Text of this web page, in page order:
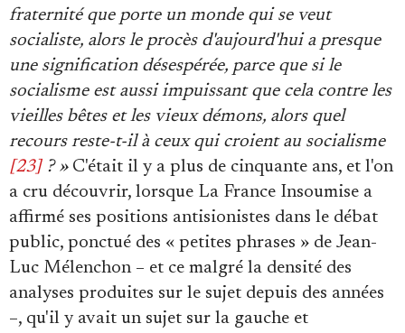
fraternité que porte un monde qui se veut
socialiste, alors le procès d'aujourd'hui a presque
une signification désespérée, parce que si le
socialisme est aussi impuissant que cela contre les
vieilles bêtes et les vieux démons, alors quel
recours reste-t-il à ceux qui croient au socialisme
[23]? »C'était il y a plus de cinquante ans, et l'on
a cru découvrir, lorsque La France Insoumise a
affirmé ses positions antisionistes dans le débat
public, ponctué des « petites phrases » de Jean-
Luc Mélenchon – et ce malgré la densité des
analyses produites sur le sujet depuis des années
–, qu'il y avait un sujet sur la gauche et